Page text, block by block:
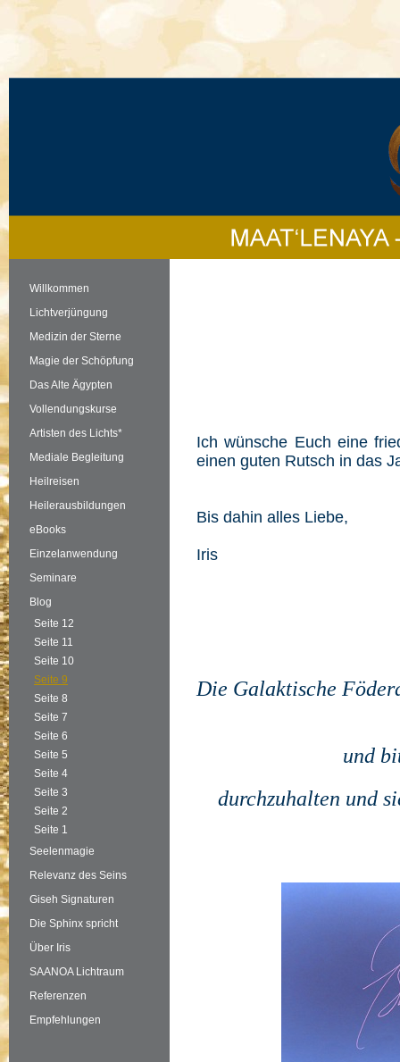
Willkommen
Lichtverjüngung
Medizin der Sterne
Magie der Schöpfung
Das Alte Ägypten
Vollendungskurse
Artisten des Lichts*
Mediale Begleitung
Heilreisen
Heilerausbildungen
eBooks
Einzelanwendung
Seminare
Blog
Seite 12
Seite 11
Seite 10
Seite 9
Seite 8
Seite 7
Seite 6
Seite 5
Seite 4
Seite 3
Seite 2
Seite 1
Seelenmagie
Relevanz des Seins
Giseh Signaturen
Die Sphinx spricht
Über Iris
SAANOA Lichtraum
Referenzen
Empfehlungen
Ich wünsche Euch eine
einen guten Rutsch in das
Bis dahin alles Liebe,
Iris
Die Galaktische
und
durchzuhalten und